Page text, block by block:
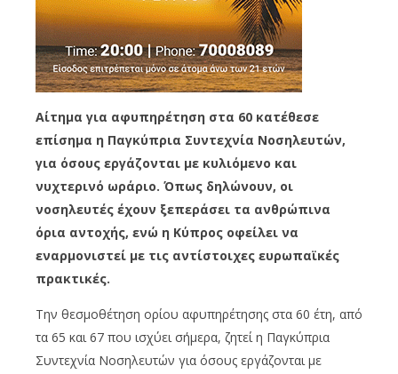
Αίτημα για αφυπηρέτηση στα 60 κατέθεσε
επίσημα η Παγκύπρια Συντεχνία Νοσηλευτών,
για όσους εργάζονται με κυλιόμενο και
νυχτερινό ωράριο. Όπως δηλώνουν, οι
νοσηλευτές έχουν ξεπεράσει τα ανθρώπινα
όρια αντοχής, ενώ η Κύπρος οφείλει να
εναρμονιστεί με τις αντίστοιχες ευρωπαϊκές
πρακτικές.
Την θεσμοθέτηση ορίου αφυπηρέτησης στα 60 έτη, από
τα 65 και 67 που ισχύει σήμερα, ζητεί η Παγκύπρια
Συντεχνία Νοσηλευτών για όσους εργάζονται με